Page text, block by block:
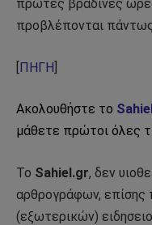
πρώτες βραδινές
προβλέπονται
ΠΗΓΗ
Ακολουθήστε το
μάθετε πρώτοι όλες
Το Sahiel.gr, δεν
αρθρογράφων, επίσης
(εξωτερικών)